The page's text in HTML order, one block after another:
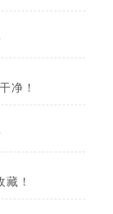
净！
！